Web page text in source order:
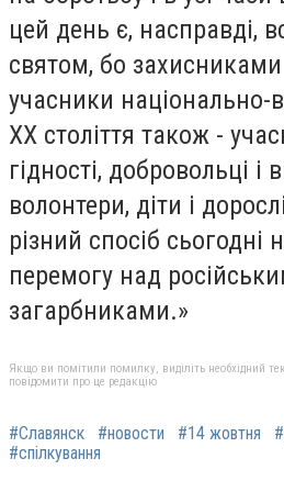
цей день є, насправді,
святом, бо захисниками
учасники національно-
ХХ століття також -
гідності, добровольці і
волонтери, діти і
різний спосіб
перемогу над
загарбниками.»
Якщо ви помітили помилку, виділіть необхідний
повідомити про це редакцію
#Славянск #новости #14 жовтня
#спілкування